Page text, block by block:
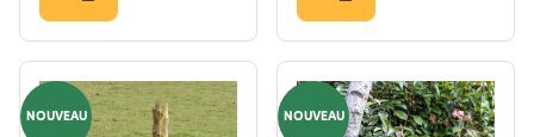
NOUVEAU NOUVEAU